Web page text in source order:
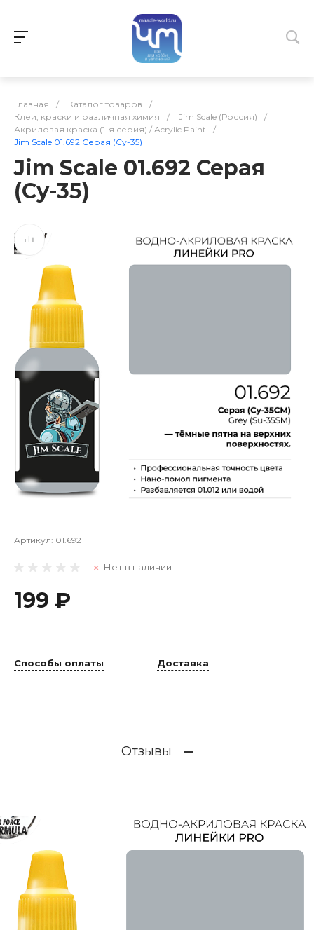
Главная / Каталог товаров
/
Клеи, краски и различная химия
/ Jim Scale (Россия)
/
Акриловая краска (1-я серия) / Acrylic Paint
/
Jim Scale 01.692 Серая (Су-35)
Jim Scale 01.692 Серая
(Су-35)
Артикул: 01.692
Нет в наличии
199 ₽
Способы оплаты Доставка
Отзывы